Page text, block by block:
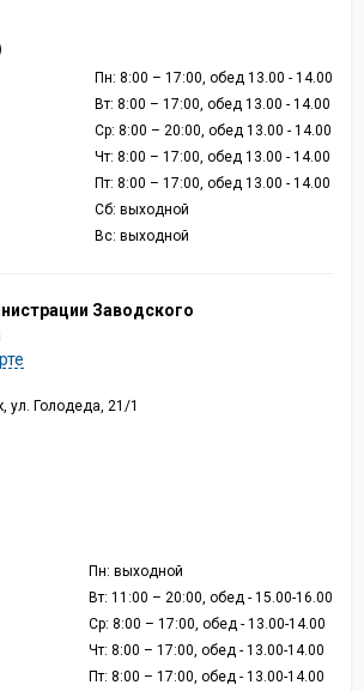
Пн: 8:00 – 17:00, обед 13.00 - 14.00
Вт: 8:00 – 17:00, обед 13.00 - 14.00
Ср: 8:00 – 20:00, обед 13.00 - 14.00
Чт: 8:00 – 17:00, обед 13.00 - 14.00
Пт: 8:00 – 17:00, обед 13.00 - 14.00
Сб: выходной
Вс: выходной
Заводского
ул. Голодеда, 21/1
Пн: выходной
Вт: 11:00 – 20:00, обед - 15.00-16.00
Ср: 8:00 – 17:00, обед - 13.00-14.00
Чт: 8:00 – 17:00, обед - 13.00-14.00
Пт: 8:00 – 17:00, обед - 13.00-14.00